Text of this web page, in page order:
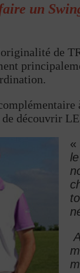
un
de
découvrir
«